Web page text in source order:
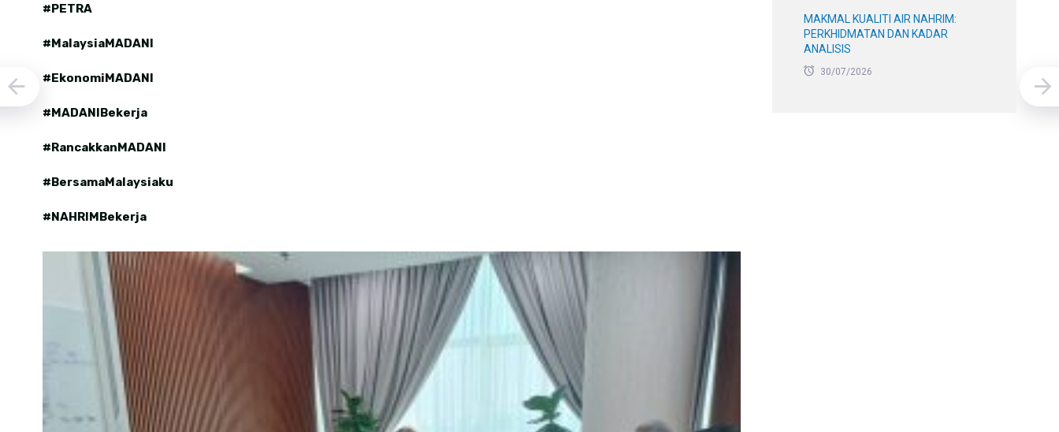
#PETRA
#MalaysiaMADANI
#EkonomiMADANI
#MADANIBekerja
#RancakkanMADANI
#BersamaMalaysiaku
#NAHRIMBekerja
MAKMAL KUALITI AIR NAHRIM:
PERKHIDMATAN DAN KADAR
ANALISIS
30/07/2026